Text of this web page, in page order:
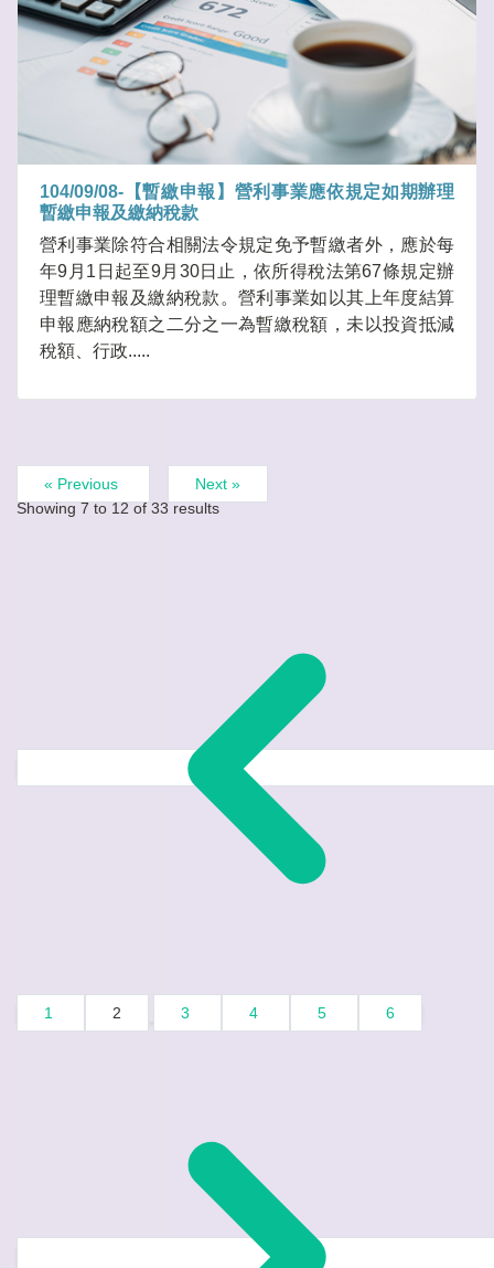
104/09/08-【暫繳申報】營利事業應依規定如期辦理
暫繳申報及繳納稅款
營利事業除符合相關法令規定免予暫繳者外，應於每
年9月1日起至9月30日止，依所得稅法第67條規定辦
理暫繳申報及繳納稅款。營利事業如以其上年度結算
申報應納稅額之二分之一為暫繳稅額，未以投資抵減
稅額、行政.....
« Previous
Next »
Showing 7 to 12 of 33 results
1 2 3 4 5 6